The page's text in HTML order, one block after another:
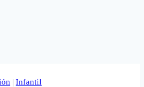
| Infantil